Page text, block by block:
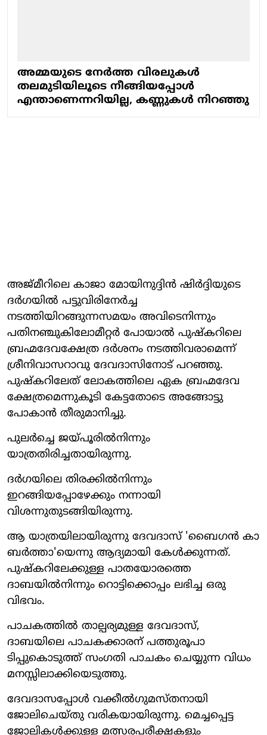
അമ്മയുടെ നേര്‍ത്ത വിരലുകള്‍
തലമുടിയിലൂടെ നീങ്ങിയപ്പോള്‍
എന്താണെന്നറിയില്ല, കണ്ണുകള്‍ നിറഞ്ഞു
അജ്മീറിലെ കാജാ മോയിനുദ്ദിന്‍ ഷിര്‍ദ്ദിയുടെ
ദര്‍ഗയില്‍ പട്ടുവിരിനേര്‍ച്ച
നടത്തിയിറങ്ങുന്നസമയം അവിടെനിന്നും
പതിനഞ്ചുകിലോമീറ്റര്‍ പോയാല്‍ പുഷ്‌കറിലെ
ബ്രഹ്മദേവക്ഷേത്ര ദര്‍ശനം നടത്തിവരാമെന്ന്
ശ്രീനിവാസറാവു ദേവദാസിനോട് പറഞ്ഞു.
പുഷ്‌കറിലേത് ലോകത്തിലെ ഏക ബ്രഹ്മദേവ
ക്ഷേത്രമെന്നുകൂടി കേട്ടതോടെ അങ്ങോട്ടു
പോകാന്‍ തീരുമാനിച്ചു.
പുലര്‍ച്ചെ ജയ്പൂരില്‍നിന്നും
യാത്രതിരിച്ചതായിരുന്നു.
ദര്‍ഗയിലെ തിരക്കില്‍നിന്നും
ഇറങ്ങിയപ്പോഴേക്കും നന്നായി
വിശന്നുതുടങ്ങിയിരുന്നു.
ആ യാത്രയിലായിരുന്നു ദേവദാസ് 'ബൈഗന്‍ കാ
ബര്‍ത്താ'യെന്നു ആദ്യമായി കേള്‍ക്കുന്നത്.
പുഷ്‌കറിലേക്കുള്ള പാതയോരത്തെ
ദാബയില്‍നിന്നും റൊട്ടിക്കൊപ്പം ലഭിച്ച ഒരു
വിഭവം.
പാചകത്തില്‍ താല്പര്യമുള്ള ദേവദാസ്,
ദാബയിലെ പാചകക്കാരന് പത്തുരൂപാ
ടിപ്പുകൊടുത്ത് സംഗതി പാചകം ചെയ്യുന്ന വിധം
മനസ്സിലാക്കിയെടുത്തു.
ദേവദാസപ്പോള്‍ വക്കീല്‍ഗുമസ്തനായി
ജോലിചെയ്തു വരികയായിരുന്നു. മെച്ചപ്പെട്ട
ജോലികള്‍ക്കുള്ള മത്സരപരീക്ഷകളും